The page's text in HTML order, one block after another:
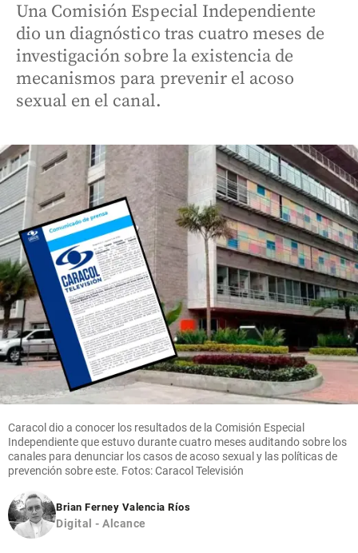
Una Comisión Especial Independiente
dio un diagnóstico tras cuatro meses de
investigación sobre la existencia de
mecanismos para prevenir el acoso
sexual en el canal.
Caracol dio a conocer los resultados de la Comisión Especial
Independiente que estuvo durante cuatro meses auditando sobre los
canales para denunciar los casos de acoso sexual y las políticas de
prevención sobre este. Fotos: Caracol Televisión
Brian Ferney Valencia Ríos
Digital - Alcance